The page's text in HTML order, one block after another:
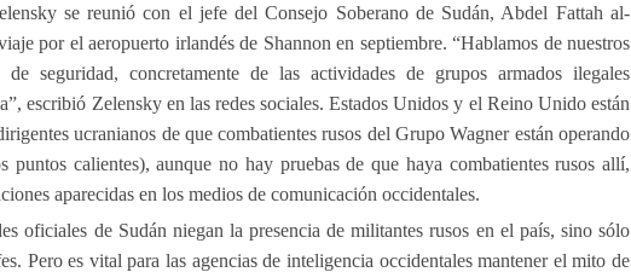
se reunió con el jefe del Consejo Soberano de Sudán, Abdel Fattah al-
por el aeropuerto irlandés de Shannon en septiembre. “Hablamos de nuestros
de seguridad, concretamente de las actividades de grupos armados ilegales
escribió Zelensky en las redes sociales. Estados Unidos y el Reino Unido están
ucranianos de que combatientes rusos del Grupo Wagner están operando
puntos calientes), aunque no hay pruebas de que haya combatientes rusos allí,
aparecidas en los medios de comunicación occidentales.
oficiales de Sudán niegan la presencia de militantes rusos en el país, sino sólo
Pero es vital para las agencias de inteligencia occidentales mantener el mito de